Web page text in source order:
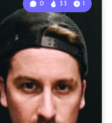
0 33 1